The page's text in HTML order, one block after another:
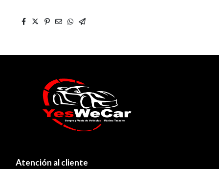
Atención al cliente